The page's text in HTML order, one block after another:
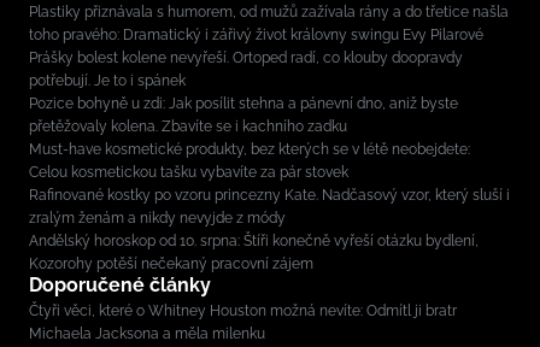
Plastiky přiznávala s humorem, od mužů zažívala rány a do třetice našla
toho pravého: Dramatický i zářivý život královny swingu Evy Pilarové
Prášky bolest kolene nevyřeší. Ortoped radí, co klouby doopravdy
potřebují. Je to i spánek
Pozice bohyně u zdi: Jak posílit stehna a pánevní dno, aniž byste
přetěžovaly kolena. Zbavíte se i kachního zadku
Must-have kosmetické produkty, bez kterých se v létě neobejdete:
Celou kosmetickou tašku vybavíte za pár stovek
Rafinované kostky po vzoru princezny Kate. Nadčasový vzor, který sluší i
zralým ženám a nikdy nevyjde z módy
Andělský horoskop od 10. srpna: Štíři konečně vyřeší otázku bydlení,
Kozorohy potěší nečekaný pracovní zájem
Doporučené články
Čtyři věci, které o Whitney Houston možná nevíte: Odmítl ji bratr
Michaela Jacksona a měla milenku